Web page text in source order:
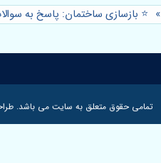
» ⭐️ بازسازی ساختمان: پاسخ به
تمامی حقوق متعلق به سایت می باشد.